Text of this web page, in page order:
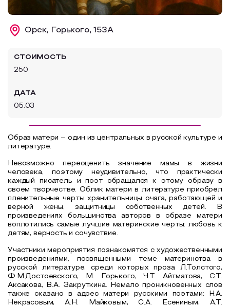
Образовательный туризм
Аттестованные экскурсоводы
Все маршруты
Орск, Горького, 153А
СТОИМОСТЬ
250
ДАТА
05.03
Образ матери – один из центральных в русской культуре и
литературе.
Невозможно переоценить значение мамы в жизни
человека, поэтому неудивительно, что практически
каждый писатель и поэт обращался к этому образу в
своем творчестве. Облик матери в литературе приобрел
пленительные черты хранительницы очага, работающей и
верной жены, защитницы собственных детей. В
произведениях большинства авторов в образе матери
воплотились самые лучшие материнские черты: любовь к
детям, верность и сочувствие.
Участники мероприятия познакомятся с художественными
произведениями, посвященными теме материнства в
русской литературе, среди которых проза Л.Толстого,
Ф.М.Достоевского, М. Горького, Ч.Т. Айтматова, С.Т.
Аксакова, В.А. Закруткина. Немало проникновенных слов
также сказано в адрес матери русскими поэтами: Н.А.
Некрасовым, А.Н. Майковым, С.А. Есениным, А.Т.